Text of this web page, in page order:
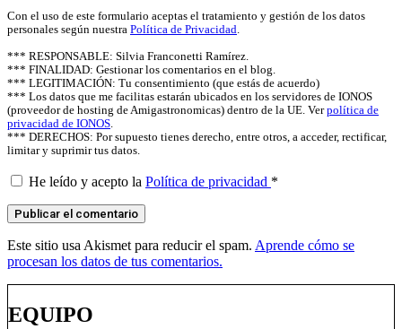
Con el uso de este formulario aceptas el tratamiento y gestión de los datos
personales según nuestra Política de Privacidad.
*** RESPONSABLE: Silvia Franconetti Ramírez.
*** FINALIDAD: Gestionar los comentarios en el blog.
*** LEGITIMACIÓN: Tu consentimiento (que estás de acuerdo)
*** Los datos que me facilitas estarán ubicados en los servidores de IONOS
(proveedor de hosting de Amigastronomicas) dentro de la UE. Verpolítica de
privacidad de IONOS.
*** DERECHOS: Por supuesto tienes derecho, entre otros, a acceder, rectificar,
limitar y suprimir tus datos.
He leído y acepto la Política de privacidad *
Este sitio usa Akismet para reducir el spam. Aprende cómo se
procesan los datos de tus comentarios.
EQUIPO